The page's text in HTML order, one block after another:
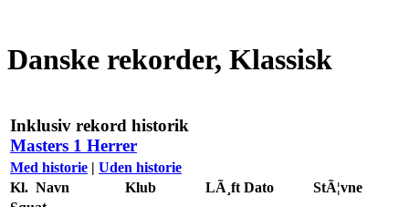
Danske rekorder, Klassisk
Inklusiv rekord historik
Masters 1 Herrer
Med historie | Uden historie
Kl. Navn Klub LÃ¸ft Dato
StÃ¦vne